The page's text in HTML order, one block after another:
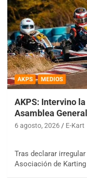
AKPS MEDIOS
AKPS: Intervino
Asamblea
6 agosto, 2026 E-Kart
Tras declarar
Asociación de